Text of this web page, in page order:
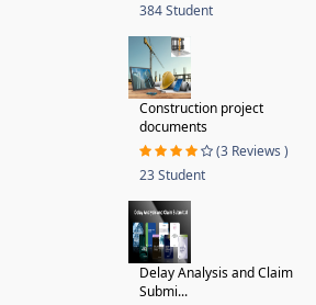
384 Student
Construction project
documents
(3 Reviews )
23 Student
Delay Analysis and Claim
Submi...